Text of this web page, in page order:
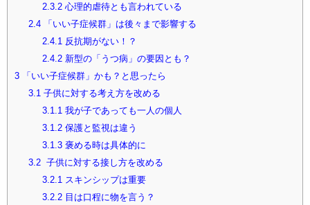
2.3.2心理的虐待とも言われている
2.4「いい子症候群」は後々まで影響する
2.4.1反抗期がない！？
2.4.2新型の「うつ病」の要因とも？
3 「いい子症候群」かも？と思ったら
3.1子供に対する考え方を改める
3.1.1我が子であっても一人の個人
3.1.2保護と監視は違う
3.1.3褒める時は具体的に
3.2子供に対する接し方を改める
3.2.1スキンシップは重要
3.2.2目は口程に物を言う？